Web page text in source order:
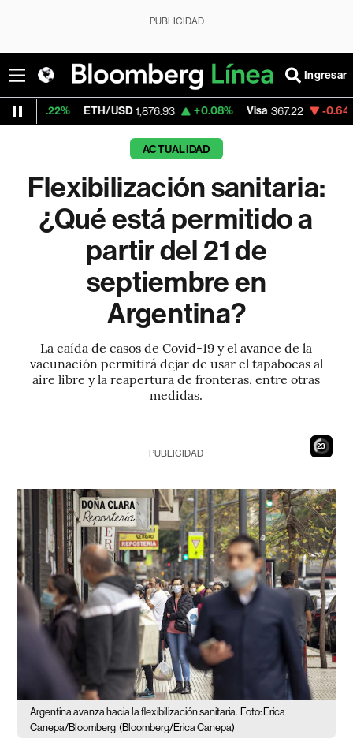
PUBLICIDAD
Ingresar
ETH/USD 1,876.93 +0.08% Visa 367.22 -0.64%
ACTUALIDAD
Flexibilización sanitaria:
¿Qué está permitido a
partir del 21 de
septiembre en
Argentina?
La caída de casos de Covid-19 y el avance de la
vacunación permitirá dejar de usar el tapabocas al
aire libre y la reapertura de fronteras, entre otras
medidas.
21
PUBLICIDAD
Argentina avanza hacia la flexibilización sanitaria. Foto: Erica
Canepa/Bloomberg (Bloomberg/Erica Canepa)